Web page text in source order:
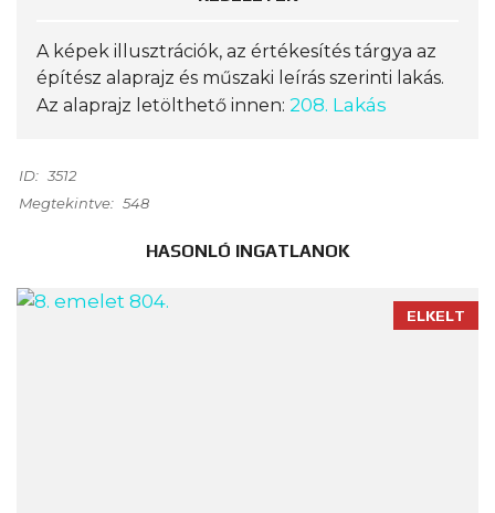
A képek illusztrációk, az értékesítés tárgya az
építész alaprajz és műszaki leírás szerinti lakás.
Az alaprajz letölthető innen: 208. Lakás
ID: 3512
Megtekintve: 548
HASONLÓ INGATLANOK
ELKELT